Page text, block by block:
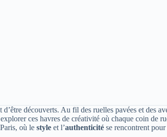
d’être découverts. Au fil des ruelles pavées et des
ces havres de créativité où chaque coin de
où le style et l’authenticité se rencontrent